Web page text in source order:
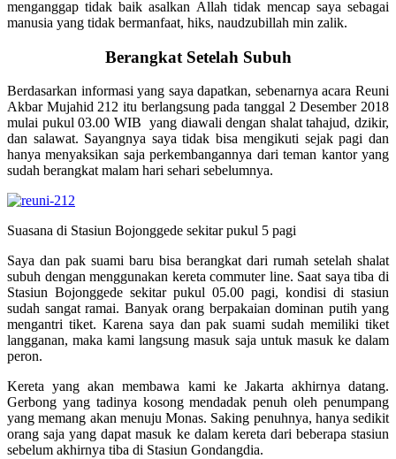
menganggap tidak baik asalkan Allah tidak mencap saya sebagai
manusia yang tidak bermanfaat, hiks, naudzubillah min zalik.
Berangkat Setelah Subuh
Berdasarkan informasi yang saya dapatkan, sebenarnya acara Reuni
Akbar Mujahid 212 itu berlangsung pada tanggal 2 Desember 2018
mulai pukul 03.00 WIB yang diawali dengan shalat tahajud, dzikir,
dan salawat. Sayangnya saya tidak bisa mengikuti sejak pagi dan
hanya menyaksikan saja perkembangannya dari teman kantor yang
sudah berangkat malam hari sehari sebelumnya.
Suasana di Stasiun Bojonggede sekitar pukul 5 pagi
Saya dan pak suami baru bisa berangkat dari rumah setelah shalat
subuh dengan menggunakan kereta commuter line. Saat saya tiba di
Stasiun Bojonggede sekitar pukul 05.00 pagi, kondisi di stasiun
sudah sangat ramai. Banyak orang berpakaian dominan putih yang
mengantri tiket. Karena saya dan pak suami sudah memiliki tiket
langganan, maka kami langsung masuk saja untuk masuk ke dalam
peron.
Kereta yang akan membawa kami ke Jakarta akhirnya datang.
Gerbong yang tadinya kosong mendadak penuh oleh penumpang
yang memang akan menuju Monas. Saking penuhnya, hanya sedikit
orang saja yang dapat masuk ke dalam kereta dari beberapa stasiun
sebelum akhirnya tiba di Stasiun Gondangdia.